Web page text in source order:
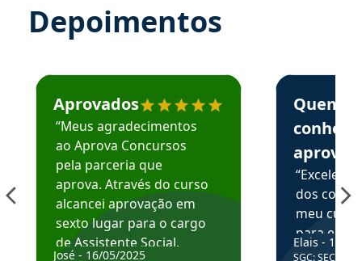
Depoimentos
Estudante José recomenda o Aprova Concursos em
Aprovados
“Meus agradecimentos
ao Aprova Concursos
pela parceria que
aprova. Através do curso
alcancei aprovação em
sexto lugar para o cargo
de Assistente Social.
José - 16/05/2025
Estudante
Quem
aprova
dos
meu
para
colocar
Elais - 15/
SGC: SEC BA